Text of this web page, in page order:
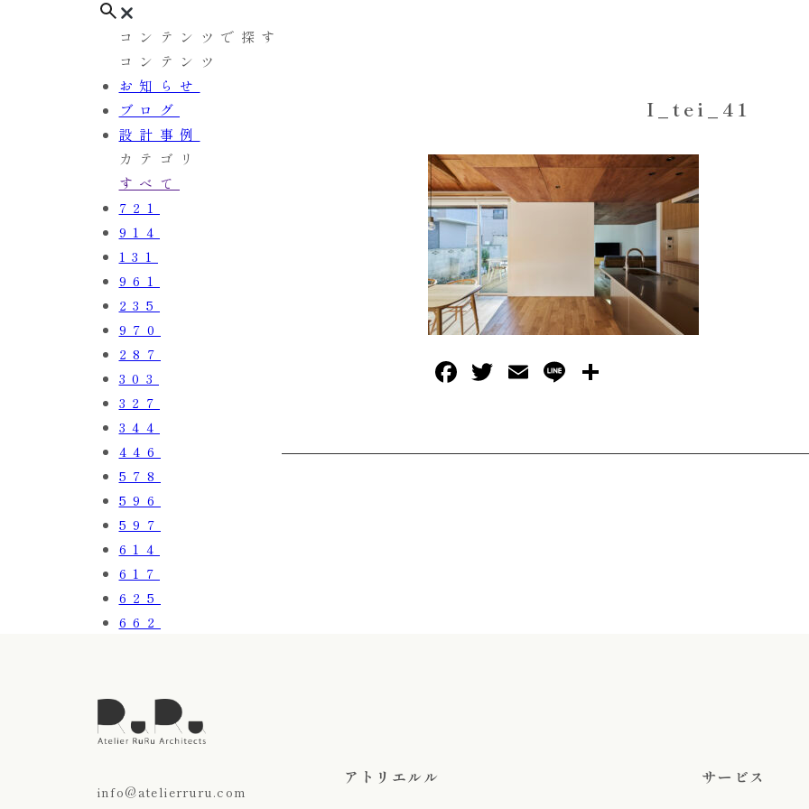
コンテンツで探す
コンテンツ
お知らせ
ブログ
設計事例
カテゴリ
すべて
721
914
131
961
235
970
287
303
327
344
446
578
596
597
614
617
625
662
I_tei_41
Facebook
Twitter
EmailLine
info@atelierruru.com
アトリエルル サービス